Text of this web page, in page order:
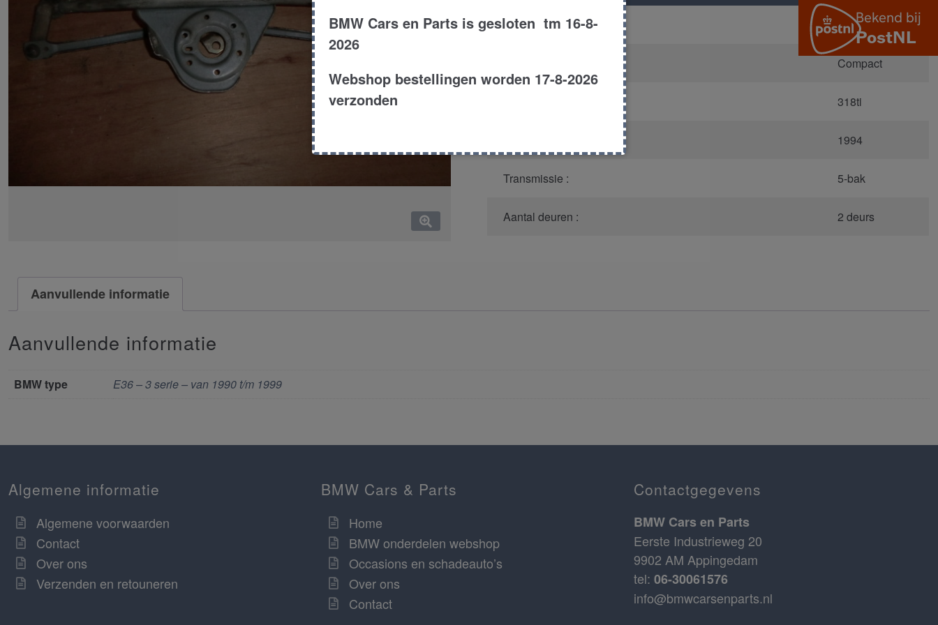
Model : E36
Compact
318ti
1994
Transmissie : 5-bak
Aantal deuren : 2 deurs
Aanvullende informatie
Aanvullende informatie
BMW type E36 – 3 serie – van 1990 t/m 1999
Algemene informatie
Algemene voorwaarden
Contact
Over ons
Verzenden en retouneren
BMW Cars & Parts
Home
BMW onderdelen webshop
Occasions en schadeauto’s
Over ons
Contact
Contactgegevens
BMW Cars en Parts
Eerste Industrieweg 20
9902 AM Appingedam
tel: 06-30061576
info@bmwcarsenparts.nl
BMW Cars en Parts is gesloten tm 16-8-
2026
Webshop bestellingen worden 17-8-2026
verzonden